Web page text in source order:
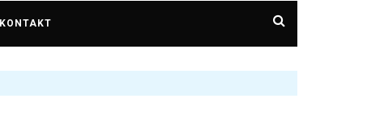
KONTAKT